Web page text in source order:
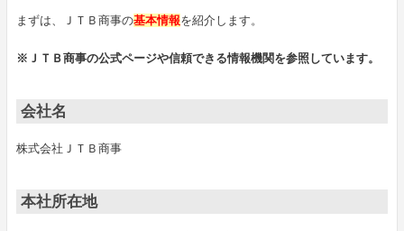
まずは、ＪＴＢ商事の基本情報を紹介します。
※ＪＴＢ商事の公式ページや信頼できる情報機関を参照しています。
会社名
株式会社ＪＴＢ商事
本社所在地